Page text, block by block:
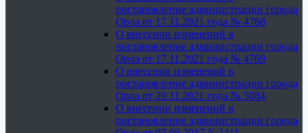
постановление администрации города
Орла от 17.11.2021 года № 4768
О внесении изменений в
постановление администрации города
Орла от 17.11.2021 года № 4769
О внесении изменений в
постановление администрации города
Орла от 29.11.2021 года № 5084
О внесении изменений в
постановление администрации города